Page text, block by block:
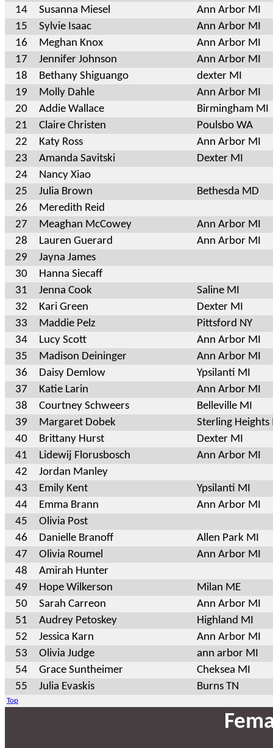
14
Susanna Miesel
Ann Arbor MI
15
Sylvie Isaac
Ann Arbor MI
16
Meghan Knox
Ann Arbor MI
17
Jennifer Johnson
Ann Arbor MI
18
Bethany Shiguango
dexter MI
19
Molly Dahle
Ann Arbor MI
20
Addie Wallace
Birmingham MI
21
Claire Christen
Poulsbo WA
22
Katy Ross
Ann Arbor MI
23
Amanda Savitski
Dexter MI
24
Nancy Xiao
25
Julia Brown
Bethesda MD
26
Meredith Reid
27
Meaghan McCowey
Ann Arbor MI
28
Lauren Guerard
Ann Arbor MI
29
Jayna James
30
Hanna Siecaff
31
Jenna Cook
Saline MI
32
Kari Green
Dexter MI
33
Maddie Pelz
Pittsford NY
34
Lucy Scott
Ann Arbor MI
35
Madison Deininger
Ann Arbor MI
36
Daisy Demlow
Ypsilanti MI
37
Katie Larin
Ann Arbor MI
38
Courtney Schweers
Belleville MI
39
Margaret Dobek
Sterling Heights
40
Brittany Hurst
Dexter MI
41
Lidewij Florusbosch
Ann Arbor MI
42
Jordan Manley
43
Emily Kent
Ypsilanti MI
44
Emma Brann
Ann Arbor MI
45
Olivia Post
46
Danielle Branoff
Allen Park MI
47
Olivia Roumel
Ann Arbor MI
48
Amirah Hunter
49
Hope Wilkerson
Milan ME
50
Sarah Carreon
Ann Arbor MI
51
Audrey Petoskey
Highland MI
52
Jessica Karn
Ann Arbor MI
53
Olivia Judge
ann arbor MI
54
Grace Suntheimer
Cheksea MI
55
Julia Evaskis Burns TN
Top